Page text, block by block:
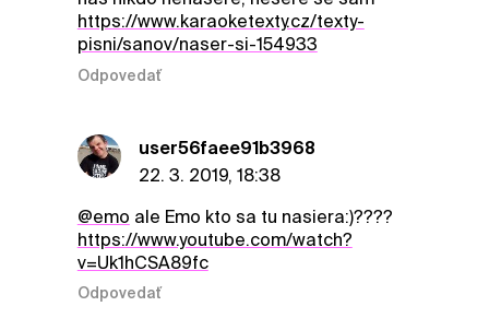
https://www.karaoketexty.cz/texty-
pisni/sanov/naser-si-154933
Odpovedať
user56faee91b3968
22. 3. 2019, 18:38
@emo ale Emo kto sa tu nasiera:)????
https://www.youtube.com/watch?
v=Uk1hCSA89fc
Odpovedať